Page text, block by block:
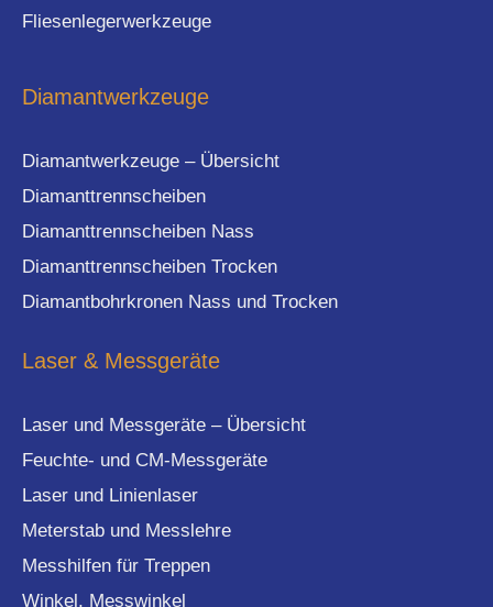
Diamantwerkzeuge
Diamantwerkzeuge – Übersicht
Diamanttrennscheiben
Diamanttrennscheiben Nass
Diamanttrennscheiben Trocken
Diamantbohrkronen Nass und Trocken
Laser & Messgeräte
Laser und Messgeräte – Übersicht
Feuchte- und CM-Messgeräte
Laser und Linienlaser
Meterstab und Messlehre
Messhilfen für Treppen
Winkel, Messwinkel